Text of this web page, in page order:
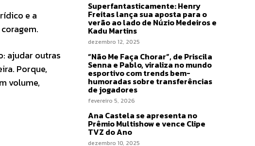
e a
ajudar outras
Porque,
volume,
Superfantasticamente: Henry
Freitas lança sua aposta para o
verão ao lado de Núzio Medeiros e
Kadu Martins
dezembro 12, 2025
“Não Me Faça Chorar”, de Priscila
Senna e Pablo, viraliza no mundo
esportivo com trends bem-
humoradas sobre transferências
de jogadores
fevereiro 5, 2026
Ana Castela se apresenta no
Prêmio Multishow e vence Clipe
TVZ do Ano
dezembro 10, 2025